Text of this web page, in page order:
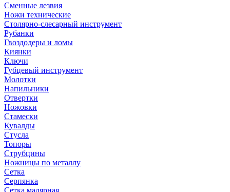
Сменные лезвия
Ножи технические
Столярно-слесарный инструмент
Рубанки
Гвоздодеры и ломы
Киянки
Ключи
Губцевый инструмент
Молотки
Напильники
Отвертки
Ножовки
Стамески
Кувалды
Стусла
Топоры
Струбцины
Ножницы по металлу
Сетка
Серпянка
Сетка малярная